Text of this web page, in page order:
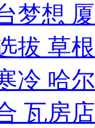
梦想
拔 草
冷 哈
瓦房